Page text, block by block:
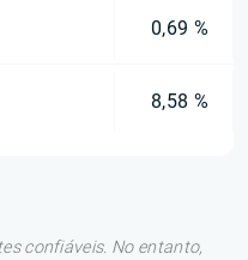
0,69 %
8,58 %
confiáveis. No entanto,